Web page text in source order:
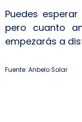
Puedes
pero cuanto
empezarás a
Fuente: Anbelo Solar